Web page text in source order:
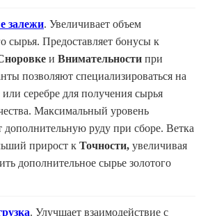
залежи. Увеличивает объем
сырья. Предоставляет бонусы к
и Внимательности при
позволяют специализироваться на
серебре для получения сырья
Максимальный уровень
дополнительную руду при сборе. Ветка
прирост к Точности, увеличивая
дополнительное сырье золотого
. Улучшает взаимодействие с